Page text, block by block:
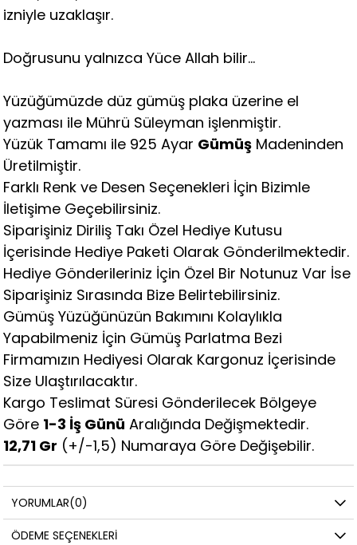
izniyle uzaklaşır.
Doğrusunu yalnızca Yüce Allah bilir...
Yüzüğümüzde düz gümüş plaka üzerine el
yazması ile Mührü Süleyman işlenmiştir.
Yüzük Tamamı ile 925 Ayar Gümüş Madeninden
Üretilmiştir.
Farklı Renk ve Desen Seçenekleri İçin Bizimle
İletişime Geçebilirsiniz.
Siparişiniz Diriliş Takı Özel Hediye Kutusu
İçerisinde Hediye Paketi Olarak Gönderilmektedir.
Hediye Gönderileriniz İçin Özel Bir Notunuz Var İse
Siparişiniz Sırasında Bize Belirtebilirsiniz.
Gümüş Yüzüğünüzün Bakımını Kolaylıkla
Yapabilmeniz İçin Gümüş Parlatma Bezi
Firmamızın Hediyesi Olarak Kargonuz İçerisinde
Size Ulaştırılacaktır.
Kargo Teslimat Süresi Gönderilecek Bölgeye
Göre 1-3 İş Günü Aralığında Değişmektedir.
12,71 Gr (+/-1,5) Numaraya Göre Değişebilir.
YORUMLAR(0)
ÖDEME SEÇENEKLERI